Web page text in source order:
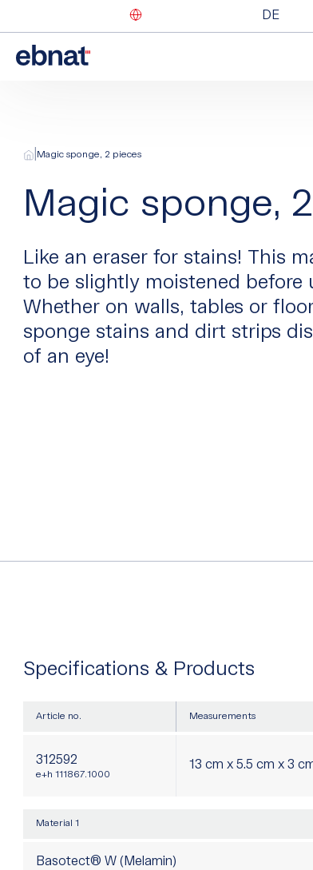
DE
Magic sponge, 2 pieces
Magic sponge,
Like an eraser for stains! This
to be slightly moistened before
Whether on walls, tables or
sponge stains and dirt strips
of an eye!
Specifications & Products
Article no.
312592
e+h 111867.1000
Measurements
13 cm x 5.5 cm x 3
Material 1
Basotect® W (Melamin)